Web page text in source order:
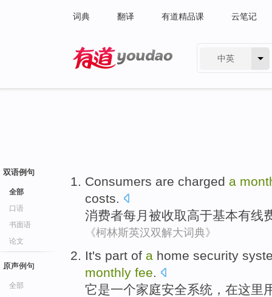
词典 翻译 有道精品课 云笔记
中英
双语例句
全部
口语
书面语
论文
原声例句
全部
Consumers are charged a
costs.
消费者每月 被收取高于基本有线
《柯林斯英汉双解大词典》
It's part of a home security
monthly fee.
它是一个家庭安全系统 ，在这里